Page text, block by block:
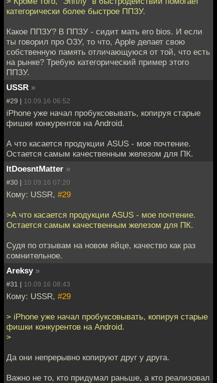
категорически более быстрое ППЗУ.
Какое ППЗУ? В ППЗУ - сидит мать его bios. И если
ты говорил про ОЗУ, то что, Apple делает свою
собственную память отличающуюся от той, что есть
на рынке? Требую категорический пример этого
ППЗУ.
USSR »
#29 | 10.09.16 06:52
iPhone уже начал пробуксовывать, копируя старые
фишки конкурентов на Android.
А что касается продукции ASUS - мое почтение.
Остается самым качественным железом для ПК.
ItDoesntMatter »
#30 | 10.09.16 07:20
Кому: USSR, #29
>А что касается продукции ASUS - мое почтение.
Остается самым качественным железом для ПК.
Судя по отзывам на новом яйце, качество как раз
сомнительное.
Areksy »
#31 | 10.09.16 08:43
Кому: USSR, #29
> iPhone уже начал пробуксовывать, копируя старые
фишки конкурентов на Android.
>
Да они непрерывно копируют друг у друга.
Важно не то, кто придумал раньше, а кто реализовал